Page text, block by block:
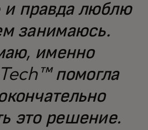
правда люблю
занимаюсь.
именно
помогла
это решение.